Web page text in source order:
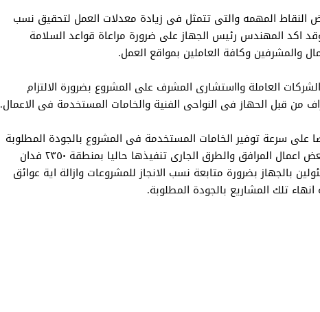
النقاط المهمه والتى تتمثل فى زيادة معدلات العمل لتحقيق نسب
اكد المهندس رئيس الجهاز على ضرورة مراعاة قواعد السلامة
والمشرفين وكافة العاملين بمواقع العمل.
العاملة وااستشارى المشرف على المشروع بضرورة الالتزام
من قبل الحهاز فى النواحى الفنية والخامات المستخدمة فى الاعمال.
على سرعة توفير الخامات المستخدمة فى المشروع بالجودة المطلوبة
كما تم المرور على بعض اعمال المرافق والطرق الجارى تنفيذها حاليا بمنطقة ٢٣٥٠ فدان
بالجهاز بضرورة متابعة نسب الانجاز للمشروعات وازالة اية عوائق
تلك المشاريع بالجودة المطلوبة.